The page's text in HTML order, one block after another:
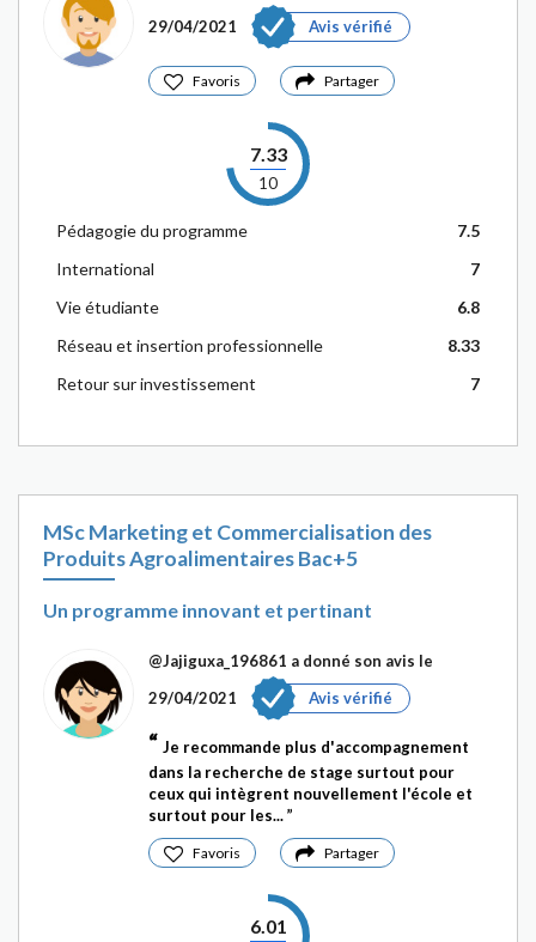
29/04/2021
Avis vérifié
Favoris Partager
7.33
10
Pédagogie du programme
7.5
International
7
Vie étudiante
6.8
Réseau et insertion professionnelle
8.33
Retour sur investissement
7
MSc Marketing et Commercialisation des
Produits Agroalimentaires Bac+5
Un programme innovant et pertinant
@Jajiguxa_196861 a donné son avis le
29/04/2021
Avis vérifié
Je recommande plus d'accompagnement
dans la recherche de stage surtout pour
ceux qui intègrent nouvellement l'école et
surtout pour les...
Favoris Partager
6.01